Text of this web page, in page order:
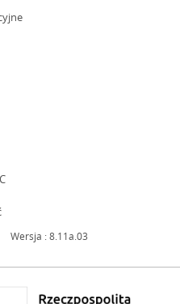
strona otwiera się w nowym oknie
Wersja : 8.11a.03